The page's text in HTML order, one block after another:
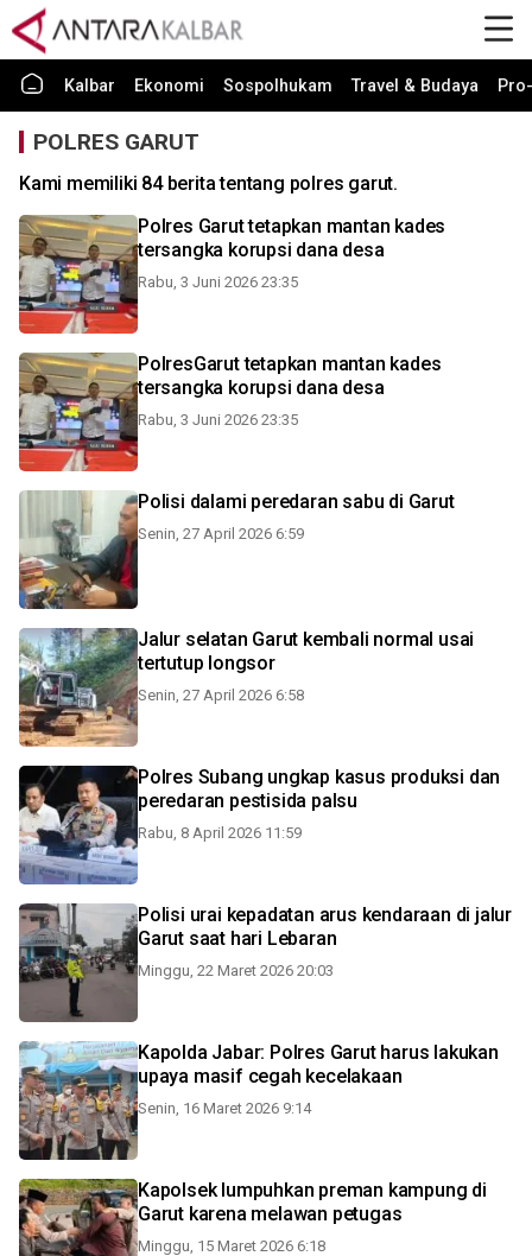
Kalbar Ekonomi Sospolhukam Travel & Budaya
POLRES GARUT
Kami memiliki 84 berita tentang polres garut.
Polres Garut tetapkan mantan kades
tersangka korupsi dana desa
Rabu, 3 Juni 2026 23:35
PolresGarut tetapkan mantan kades
tersangka korupsi dana desa
Rabu, 3 Juni 2026 23:35
Polisi dalami peredaran sabu di Garut
Senin, 27 April 2026 6:59
Jalur selatan Garut kembali normal usai
tertutup longsor
Senin, 27 April 2026 6:58
Polres Subang ungkap kasus produksi dan
peredaran pestisida palsu
Rabu, 8 April 2026 11:59
Polisi urai kepadatan arus kendaraan di jalur
Garut saat hari Lebaran
Minggu, 22 Maret 2026 20:03
Kapolda Jabar: Polres Garut harus lakukan
upaya masif cegah kecelakaan
Senin, 16 Maret 2026 9:14
Kapolsek lumpuhkan preman kampung di
Garut karena melawan petugas
Minggu, 15 Maret 2026 6:18